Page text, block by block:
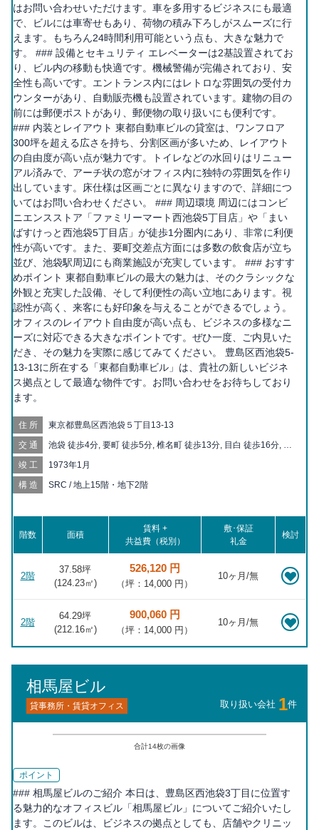
はお問い合わせいただけます。車を多用するビジネスにも最適
で、ビルには車寄せもあり、荷物の積み下ろしがスムーズに行
えます。もちろん24時間利用可能という点も、大きな魅力で
す。 ### 設備とセキュリティ エレベーターは2基設置されてお
り、ビル内の移動も快適です。機械警備が完備されており、安
全性も高いです。エントランス内にはレトロな雰囲気の受付カ
ウンターがあり、自動販売機も設置されています。建物の目の
前には郵便ポストがあり、郵便物の取り扱いにも便利です。
### 内装とレイアウト 東都自動車ビルの貸室は、ワンフロア
300坪を超える広さを持ち、分割区画が多いため、レイアウト
の自由度が高い点が魅力です。トイレなどの水回りはリニュー
アル済みで、アーチ状の窓がオフィス内に独特の雰囲気を作り
出しています。床仕様は区画ごとに異なりますので、詳細につ
いてはお問い合わせください。 ### 周辺環境 周辺にはコンビ
ニエンスストア「ファミリーマート西池袋5丁目店」や「まい
ばすけっと西池袋5丁目店」が徒歩1分圏内にあり、非常に利便
性が高いです。また、要町交差点方面には多数の飲食店が立ち
並び、池袋駅周辺にも商業施設が充実しています。 ### おすす
めポイント 東都自動車ビルの最大の魅力は、そのクラシックな
外観と充実した設備、そして利便性の高い立地にあります。視
認性が高く、来客にも好印象を与えることができるでしょう。
オフィスのレイアウト自由度が高い点も、ビジネスの多様なニ
ーズに対応できる大きなポイントです。ぜひ一度、ご内見いた
だき、その魅力を実際に感じてみてください。 豊島区西池袋5-
13-13に所在する「東都自動車ビル」は、貴社の新しいビジネ
ス拠点として最適な物件です。お問い合わせをお待ちしており
ます。
住所 東京都豊島区西池袋５丁目13-13
交通
池袋 徒歩4分, 要町 徒歩5分, 椎名町 徒歩13分, 目白 徒歩16分, 千
徒歩20分
竣工 1973年1月
構造 SRC / 地上15階・地下2階
階数 面積
賃料 +
共益費（税別）
敷･保証
礼金
検討
2階
37.58坪
(124.23㎡)
526,120 円
（坪：14,000 円）
10ヶ月/無
2階
64.29坪
(212.16㎡)
900,060 円
（坪：14,000 円）
10ヶ月/無
相馬屋ビル
貸事務所・賃貸オフィス 取り扱い会社 1件
合計14枚の画像
ポイント
### 相馬屋ビルのご紹介 本日は、豊島区西池袋3丁目に位置す
る魅力的なオフィスビル「相馬屋ビル」についてご紹介いたし
ます。このビルは、ビジネスの拠点としても、店舗やクリニッ